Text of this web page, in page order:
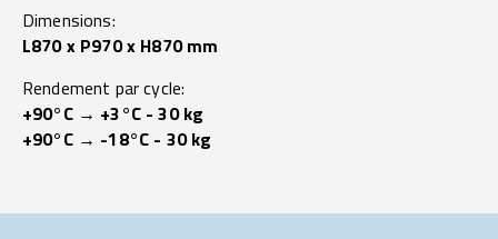
Dimensions:
L870 x P970 x H870 mm
Rendement par cycle:
+90°C → +3°C - 30 kg
+90°C → -18°C - 30 kg